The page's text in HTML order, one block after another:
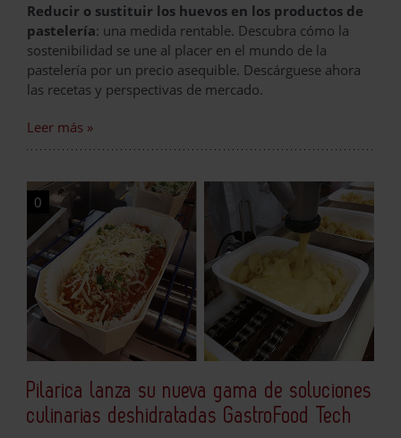
Reducir o sustituir los huevos en los productos de
pastelería: una medida rentable. Descubra cómo la
sostenibilidad se une al placer en el mundo de la
pastelería por un precio asequible. Descárguese ahora
las recetas y perspectivas de mercado.
Leer más »
0
Pilarica lanza su nueva gama de soluciones
culinarias deshidratadas GastroFood Tech